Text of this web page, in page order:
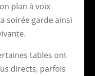
plan à voix
soirée garde ainsi
tables ont
directs, parfois